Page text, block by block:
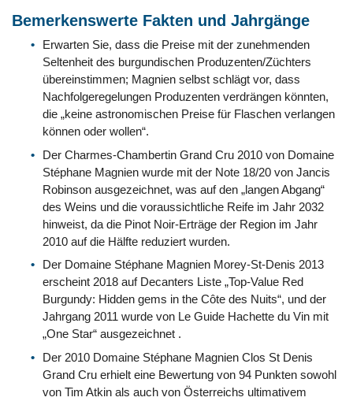
Bemerkenswerte Fakten und Jahrgänge
Erwarten Sie, dass die Preise mit der zunehmenden
Seltenheit des burgundischen Produzenten/Züchters
übereinstimmen; Magnien selbst schlägt vor, dass
Nachfolgeregelungen Produzenten verdrängen könnten,
die „keine astronomischen Preise für Flaschen verlangen
können oder wollen“.
Der Charmes-Chambertin Grand Cru 2010 von Domaine
Stéphane Magnien wurde mit der Note 18/20 von Jancis
Robinson ausgezeichnet, was auf den „langen Abgang“
des Weins und die voraussichtliche Reife im Jahr 2032
hinweist, da die Pinot Noir-Erträge der Region im Jahr
2010 auf die Hälfte reduziert wurden.
Der Domaine Stéphane Magnien Morey-St-Denis 2013
erscheint 2018 auf Decanters Liste „Top-Value Red
Burgundy: Hidden gems in the Côte des Nuits“, und der
Jahrgang 2011 wurde von Le Guide Hachette du Vin mit
„One Star“ ausgezeichnet .
Der 2010 Domaine Stéphane Magnien Clos St Denis
Grand Cru erhielt eine Bewertung von 94 Punkten sowohl
von Tim Atkin als auch von Österreichs ultimativem